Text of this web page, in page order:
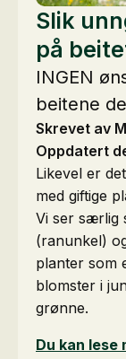
Slik
på
INGEN
beitene
Skrevet av
Oppdatert
Likevel er
med giftige
Vi ser særlig
(ranunkel)
planter som
blomster i
grønne.
Du kan lese